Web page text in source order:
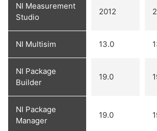
NI Measurement
Studio
2012
NI Multisim 13.0
NI Package
Builder
19.0
NI Package
Manager
19.0